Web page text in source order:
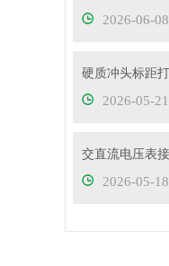
2026-06-08
2026-05-21
2026-05-18